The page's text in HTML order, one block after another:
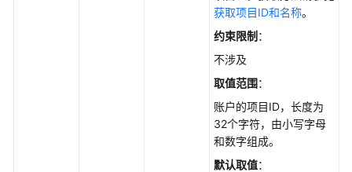
获取项目ID和名称。
约束限制 ：
不涉及
取值范围：
账户的项目ID，长度为
32个字符，由小写字母
和数字组成。
默认取值：